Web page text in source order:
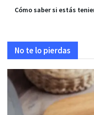
Cómo saber si estás
No te lo pierdas